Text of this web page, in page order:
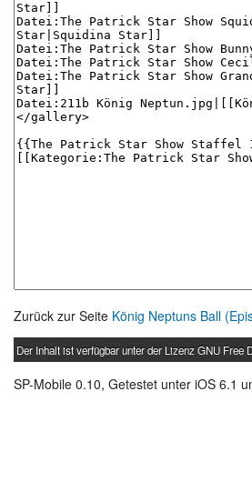
Zurück zur Seite König Neptuns Ball
Der Inhalt ist verfügbar unter der LizenzGNU Free
SP-Mobile 0.10, Getestet unter iOS 6.1